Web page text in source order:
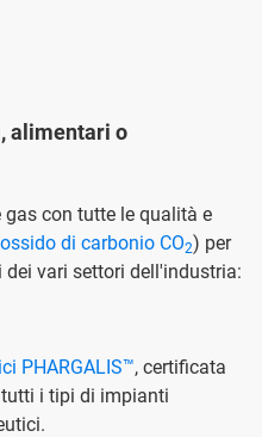
alimentari o
con tutte le qualità e
di carbonio CO2) per
vari settori dell'industria:
PHARGALIS™, certificata
i tipi di impianti